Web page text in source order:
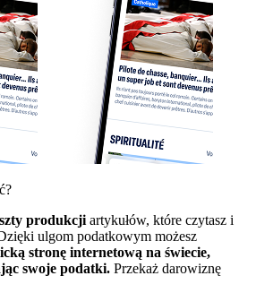
produkcji artykułów, które czytasz i
ulgom podatkowym możesz
stronę internetową na świecie,
swoje podatki. Przekaż darowiznę